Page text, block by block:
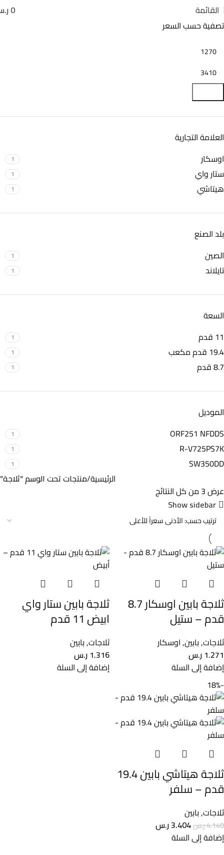
القائمة 0
تصفية حسب السعر
العلامة التجارية
اوسكار
1
ستار واي 1
هيتاشي 1
بلد الصنع
الصين
1
تايلاند 1
السعة
11 قدم
1
19.4 قدم مكعب 1
8.7 قدم 1
الموديل
ORF251 NFDDS
1
R-V725PS7K
1
SW350DD
1
الرئيسية منتجات تحت الوسم “ثلاجة”
عرض ⁦3⁩ من كل النتائج
Show sidebar
ثلاجة بابين اوسكار 8.7
قدم – ستيل
ثلاجات,بابين,اوسكار
1.271 ر.س
إضافة إلى السلة
ثلاجة بابين ستار واي
ابيض 11 قدم
ثلاجات,بابين
1.316 ر.س
إضافة إلى السلة
-18%
ثلاجة هيتاشي بابين 19.4
قدم – سلفر
ثلاجات,بابين
4.140ر.س3.404ر.س
إضافة إلى السلة